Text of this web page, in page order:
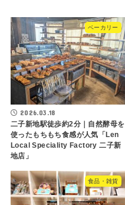
ベーカリー
2026.03.18
二子新地駅徒歩約2分｜自然酵母を
使ったもちもち食感が人気「Len
Local Speciality Factory 二子新
地店」
食品・雑貨